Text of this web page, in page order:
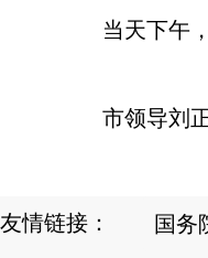
当天下午，
市领导刘正
友情链接：